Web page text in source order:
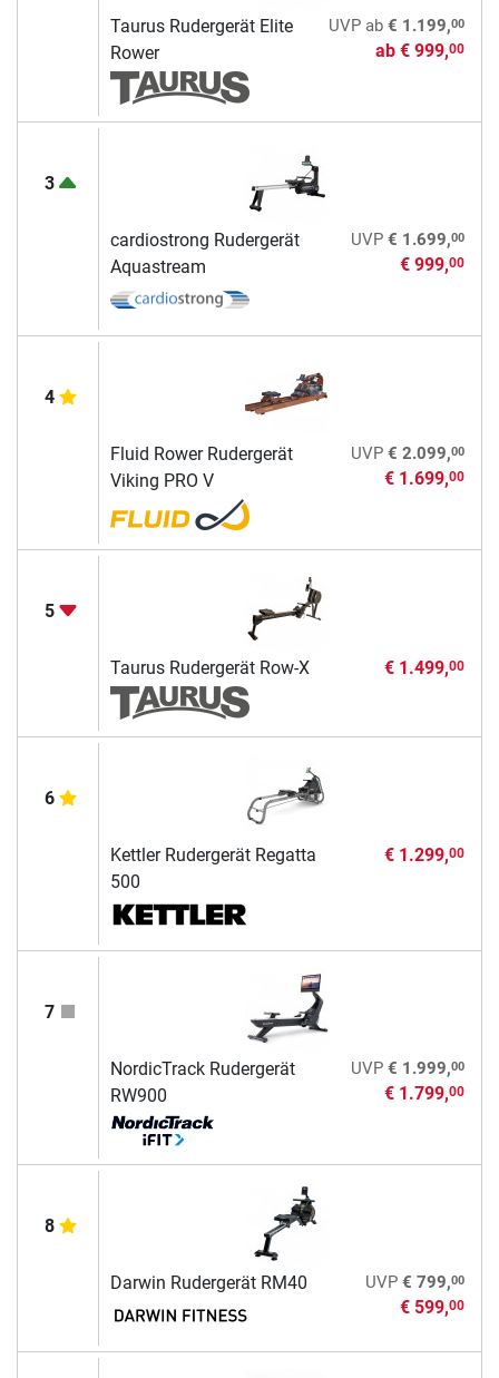
Taurus Rudergerät Elite
Rower
UVPab € 1.199,00
ab € 999,00
3
cardiostrong Rudergerät
Aquastream
UVP € 1.699,00
€ 999,00
4
Fluid Rower Rudergerät
Viking PRO V
UVP € 2.099,00
€ 1.699,00
5
Taurus Rudergerät Row-X € 1.499,00
6
Kettler Rudergerät Regatta
500
€ 1.299,00
7
NordicTrack Rudergerät
RW900
UVP € 1.999,00
€ 1.799,00
8
Darwin Rudergerät RM40 UVP € 799,00
€ 599,00